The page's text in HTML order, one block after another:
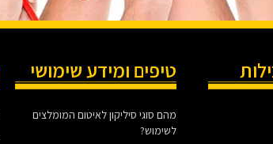
טיפים ומידע שימושי
מהם סוגי סיליקון לאיטום המומלצים
לשימוש?